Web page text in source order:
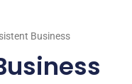
Business